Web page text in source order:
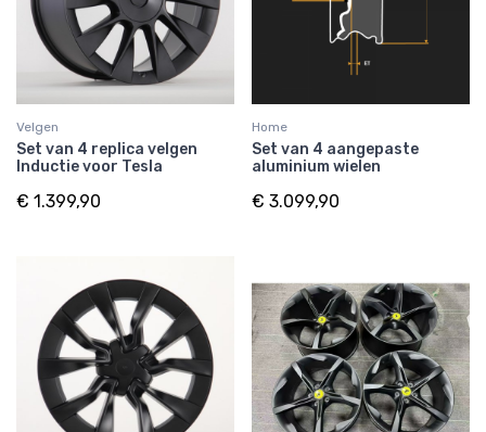
Velgen
Set van 4 replica velgen
Inductie voor Tesla
€ 1.399,90
Home
Set van 4 aangepaste
aluminium wielen
€ 3.099,90